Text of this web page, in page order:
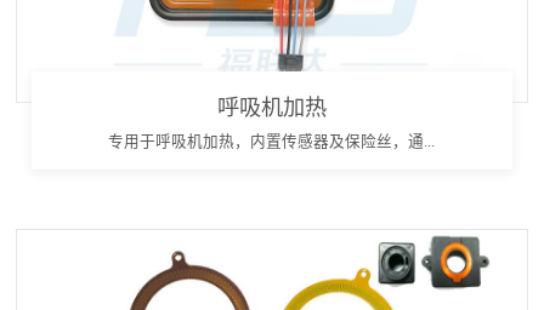
呼吸机加热
专用于呼吸机加热，内置传感器及保险丝，通...